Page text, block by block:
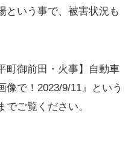
という事で、被害状況も
町御前田・火事】自動車
で！2023/9/11』という
ご覧ください。